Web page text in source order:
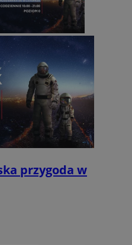
przygoda w